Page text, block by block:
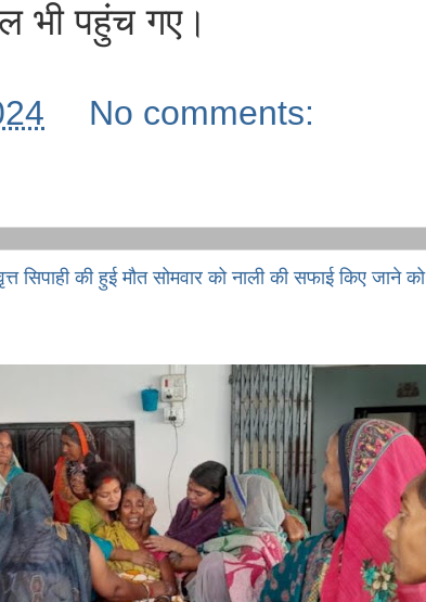
भी पहुंच गए।
No comments:
सिपाही की हुई मौत सोमवार को नाली की सफाई किए जाने को